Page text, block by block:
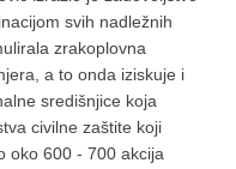
svih nadležnih
zrakoplovna
a to onda iziskuje i
središnjice koja
civilne zaštite koji
oko 600 - 700 akcija